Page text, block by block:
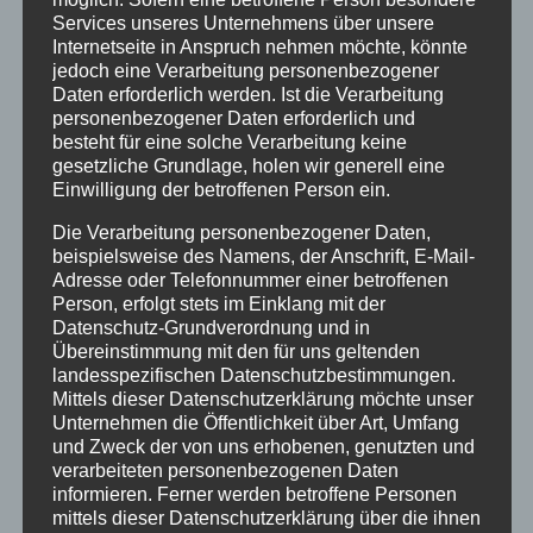
Juli 2025
Juni 2025
Mai 2025
Februar 2025
Dezember 2024
September 2024
Juli 2024
Juni 2024
Mai 2024
März 2024
Februar 2024
Dezember 2023
November 2023
September 2023
Juli 2023
Services unseres Unternehmens über unsere
Internetseite in Anspruch nehmen möchte, könnte
jedoch eine Verarbeitung personenbezogener
Daten erforderlich werden. Ist die Verarbeitung
personenbezogener Daten erforderlich und
besteht für eine solche Verarbeitung keine
gesetzliche Grundlage, holen wir generell eine
Einwilligung der betroffenen Person ein.
Die Verarbeitung personenbezogener Daten,
beispielsweise des Namens, der Anschrift, E-Mail-
Adresse oder Telefonnummer einer betroffenen
Person, erfolgt stets im Einklang mit der
Datenschutz-Grundverordnung und in
Übereinstimmung mit den für uns geltenden
landesspezifischen Datenschutzbestimmungen.
Mittels dieser Datenschutzerklärung möchte unser
Unternehmen die Öffentlichkeit über Art, Umfang
und Zweck der von uns erhobenen, genutzten und
verarbeiteten personenbezogenen Daten
informieren. Ferner werden betroffene Personen
mittels dieser Datenschutzerklärung über die ihnen